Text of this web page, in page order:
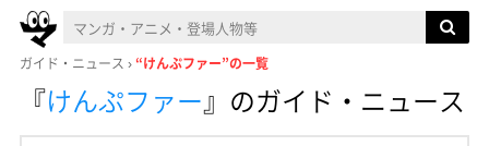
ガイド・ニュース “けんぷファー”の一覧
『けんぷファー』 のガイド・ニュース